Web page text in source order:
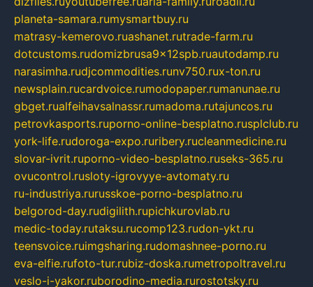
planeta-samara.rumysmartbuy.ru
matrasy-kemerovo.ruashanet.rutrade-farm.ru
dotcustoms.rudomizbrusa9x12spb.ruautodamp.ru
narasimha.rudjcommodities.runv750.rux-ton.ru
newsplain.rucardvoice.rumodopaper.rumanunae.ru
gbget.rualfeihavsalnassr.rumadoma.rutajuncos.ru
petrovkasports.ruporno-online-besplatno.rusplclub.ru
york-life.rudoroga-expo.ruribery.rucleanmedicine.ru
slovar-ivrit.ruporno-video-besplatno.ruseks-365.ru
ovucontrol.rusloty-igrovyye-avtomaty.ru
ru-industriya.rurusskoe-porno-besplatno.ru
belgorod-day.rudigilith.rupichkurovlab.ru
medic-today.rutaksu.rucomp123.rudon-ykt.ru
teensvoice.ruimgsharing.rudomashnee-porno.ru
eva-elfie.rufoto-tur.rubiz-doska.rumetropoltravel.ru
veslo-i-yakor.ruborodino-media.rurostotsky.ru